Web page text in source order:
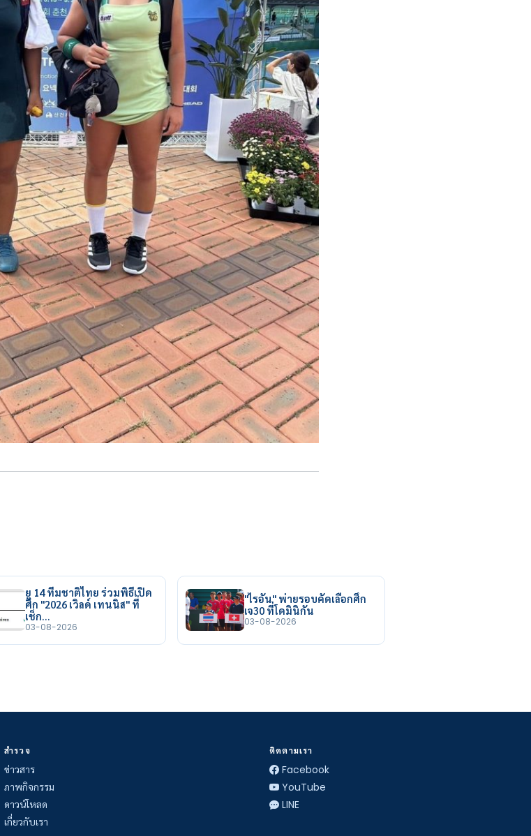
ยู 14 ทีมชาติไทย ร่วมพิธีเปิด
ศึก "2026 เวิลด์ เทนนิส" ที่
เช็ก…
03-08-2026
"ไรอัน" พ่ายรอบคัดเลือกศึก
เจ30 ที่โดมินิกัน
03-08-2026
สำรวจ
ข่าวสาร
ภาพกิจกรรม
ดาวน์โหลด
เกี่ยวกับเรา
ติดตามเรา
Facebook
YouTube
LINE